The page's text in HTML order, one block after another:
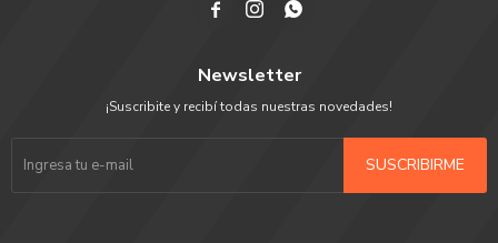
  
Newsletter
¡Suscribite y recibí todas nuestras novedades!
SUSCRIBIRME